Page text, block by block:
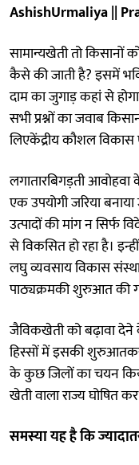
AshishUrmaliya ||
सामान्यखेती तो
कैसे की जाती है? इसमें
दाम का जुगाड़ कहां से
सभी प्रश्नों का जवाब
लिएकेंद्रीय कौशल विकास
लगातारबिगड़ती
एक उपयोगी जरिया
उत्पादों की मांग न सिर्फ
से विकसित हो रहा है।
लघु व्यवसाय विकास
पाठ्यक्रमकी शुरुआत की
जैविकखेती को बढ़ावा
हिस्सों में इसकी
के कुछ जिलों का चयन
खेती वाला राज्य घोषित
समस्या यह है कि